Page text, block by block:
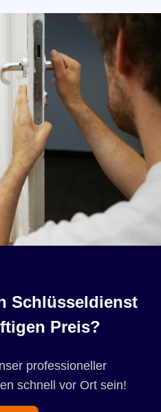
Schlüsseldienst
Preis?
professioneller
schnell vor Ort sein!